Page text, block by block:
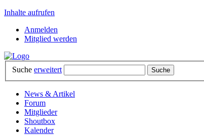
Inhalte aufrufen
Anmelden
Mitglied werden
Suche erweitert
News & Artikel
Forum
Mitglieder
Shoutbox
Kalender